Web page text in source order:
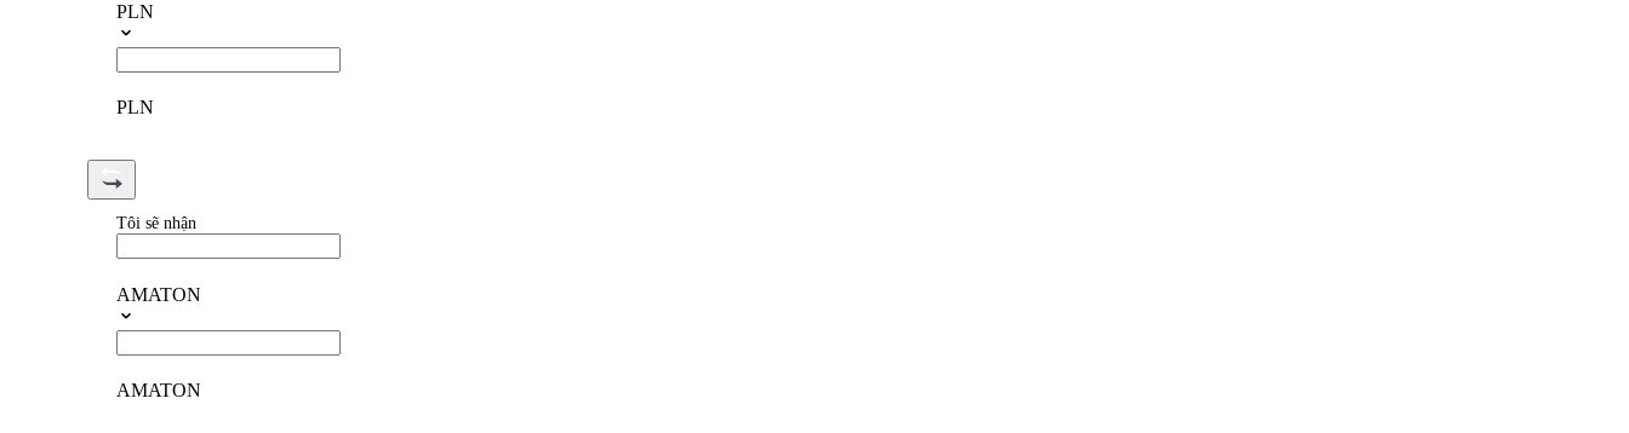
PLN
PLN
Tôi sẽ nhận
AMATON
AMATON